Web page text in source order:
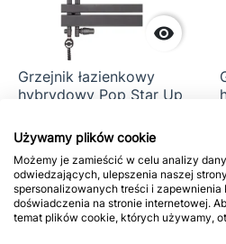

Grzejnik łazienkowy
hybrydowy Pop Star Up
2 251,00 zł
 
Dodaj do koszyka
Używamy plików cookie
Możemy je zamieścić w celu analizy
odwiedzających, ulepszenia naszej
spersonalizowanych treści i zapewnienia
doświadczenia na stronie internetowej.
temat plików cookie, których używamy,